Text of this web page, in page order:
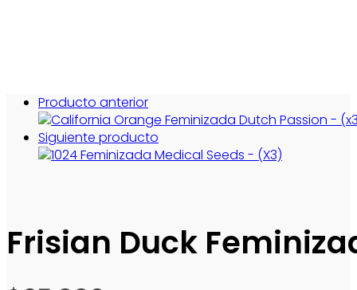
Producto anterior
Siguiente producto
Frisian Duck